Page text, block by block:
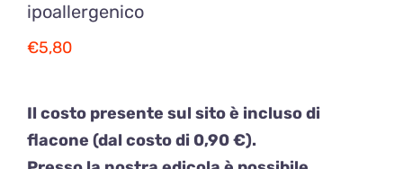
ipoallergenico
€5,80
Il costo presente sul sito è incluso di
flacone (dal costo di 0,90 €).